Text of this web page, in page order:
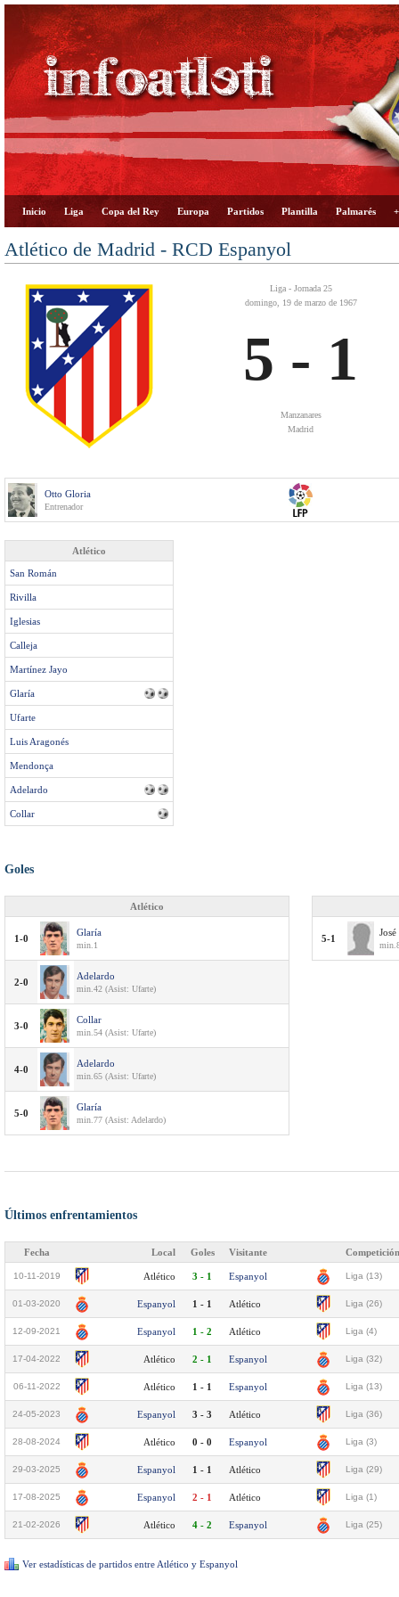
Inicio Liga Copa del Rey Europa Partidos Plantilla Palmarés
Atlético de Madrid - RCD Espanyol
Liga - Jornada 25
domingo, 19 de marzo de 1967
5 - 1
Manzanares
Madrid
Otto Gloria
Entrenador
Atlético
San Román
Rivilla
Iglesias
Calleja
Martínez Jayo
Glaría
Ufarte
Luis Aragonés
Mendonça
Adelardo
Collar
Goles
Atlético
1-0
Glaría
min.1
2-0
Adelardo
min.42 (Asist: Ufarte)
3-0
Collar
min.54 (Asist: Ufarte)
4-0
Adelardo
min.65 (Asist: Ufarte)
5-0
Glaría
min.77 (Asist: Adelardo)
5-1
Últimos enfrentamientos
Fecha Local Goles Visitante Competición
10-11-2019 Atlético 3 - 1 Espanyol Liga (13)
01-03-2020 Espanyol 1 - 1 Atlético Liga (26)
12-09-2021 Espanyol 1 - 2 Atlético Liga (4)
17-04-2022 Atlético 2 - 1 Espanyol Liga (32)
06-11-2022 Atlético 1 - 1 Espanyol Liga (13)
24-05-2023 Espanyol 3 - 3 Atlético Liga (36)
28-08-2024 Atlético 0 - 0 Espanyol Liga (3)
29-03-2025 Espanyol 1 - 1 Atlético Liga (29)
17-08-2025 Espanyol 2 - 1 Atlético Liga (1)
21-02-2026 Atlético 4 - 2 Espanyol Liga (25)
Ver estadísticas de partidos entre Atlético y Espanyol